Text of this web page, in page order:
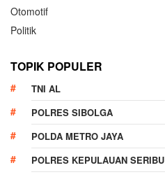
Otomotif
Politik
TOPIK POPULER
TNI AL
POLRES SIBOLGA
POLDA METRO JAYA
POLRES KEPULAUAN SERIBU